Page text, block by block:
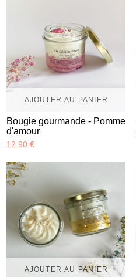
AJOUTER AU PANIER
Bougie gourmande - Pomme
d'amour
12.90 €
AJOUTER AU PANIER